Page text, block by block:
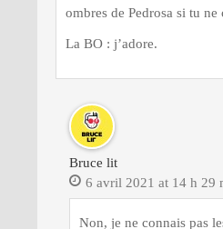
ombres de Pedrosa si tu ne
La BO : j’adore.
Bruce lit
6 avril 2021 at 14 h 29
Non, je ne connais pas